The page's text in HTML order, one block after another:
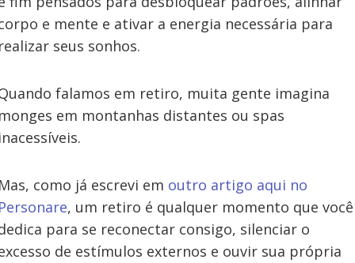
e mente e ativar a energia necessária para
seus sonhos.
falamos em retiro, muita gente imagina
em montanhas distantes ou spas
como já escrevi em outro artigo aqui no
, um retiro é qualquer momento que você
para se reconectar consigo, silenciar o
de estímulos externos e ouvir sua própria